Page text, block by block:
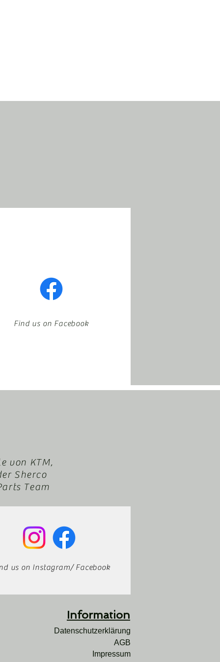
Find us on Facebook
von KTM,
Sherco
Team
us on Instagram/ Facebook
Information
Datenschutzerklärung
AGB
Impressum